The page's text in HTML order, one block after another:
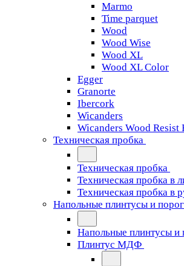
Marmo
Time parquet
Wood
Wood Wise
Wood XL
Wood XL Color
Egger
Granorte
Ibercork
Wicanders
Wicanders Wood Resist
Техническая пробка
Техническая пробка
Техническая пробка в
Техническая пробка в
Напольные плинтусы и
Напольные плинтусы и
Плинтус МДФ